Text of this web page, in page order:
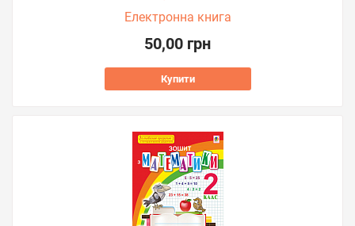
Електронна книга
50,00 грн
Купити